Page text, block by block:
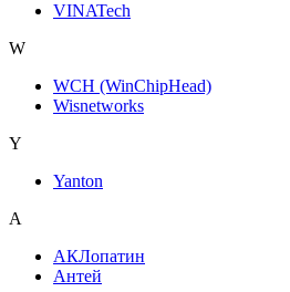
VINATech
W
WCH (WinChipHead)
Wisnetworks
Y
Yanton
А
АКЛопатин
Антей